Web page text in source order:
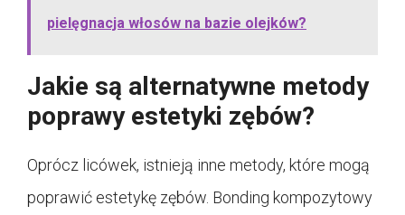
pielęgnacja włosów na bazie olejków?
Jakie są alternatywne metody
poprawy estetyki zębów?
Oprócz licówek, istnieją inne metody, które mogą
poprawić estetykę zębów. Bonding kompozytowy